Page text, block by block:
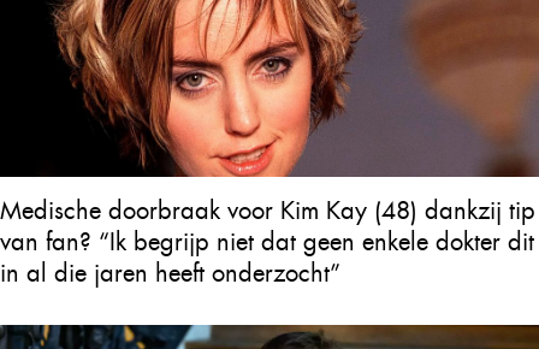
Medische doorbraak voor Kim Kay (48) dankzij tip
van fan? “Ik begrijp niet dat geen enkele dokter dit
in al die jaren heeft onderzocht”